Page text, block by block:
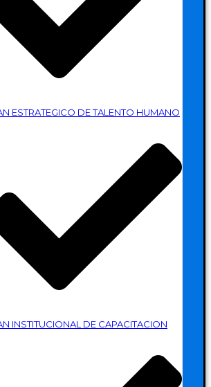
ESTRATEGICO DE TALENTO HUMANO
INSTITUCIONAL DE CAPACITACION